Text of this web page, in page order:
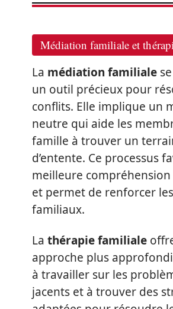
Médiation familiale et
La médiation familiale
un outil précieux pour
conflits. Elle implique un
neutre qui aide les
famille à trouver un
d’entente. Ce processus
meilleure
et permet de renforcer
familiaux.
La thérapie familiale
approche plus
à travailler sur les
jacents et à trouver des